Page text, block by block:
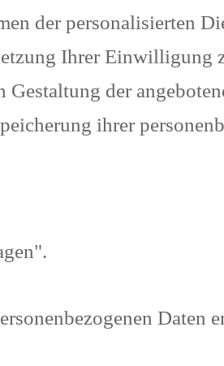
der personalisierten
Ihrer Einwilligung
Gestaltung der
ihrer
Daten